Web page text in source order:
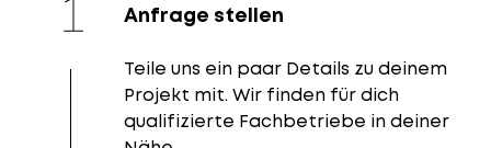
Anfrage stellen
Teile uns ein paar Details zu deinem
Projekt mit. Wir finden für dich
qualifizierte Fachbetriebe in deiner